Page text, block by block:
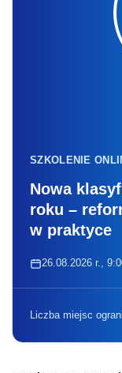
SZKOLENIE
Nowa
roku –
w praktyce
26.08.2026 r.,
Liczba miejsc